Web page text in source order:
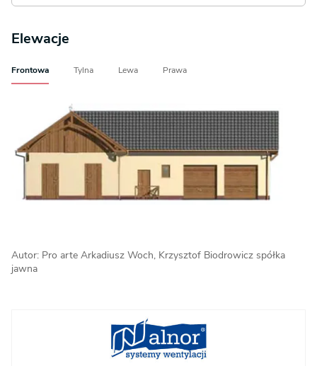
Elewacje
Frontowa Tylna Lewa Prawa
Autor: Pro arte Arkadiusz Woch, Krzysztof Biodrowicz spółka
jawna